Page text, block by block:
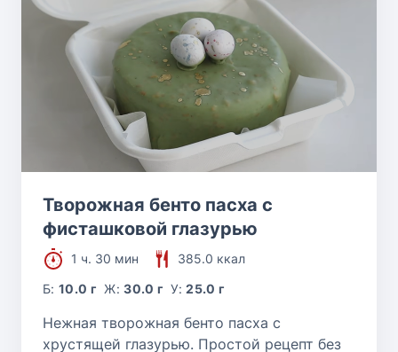
Творожная бенто пасха с
фисташковой глазурью
1 ч. 30 мин
385.0 ккал
Б:10.0 г Ж:30.0 г У:25.0 г
Нежная творожная бенто пасха с
хрустящей глазурью. Простой рецепт без